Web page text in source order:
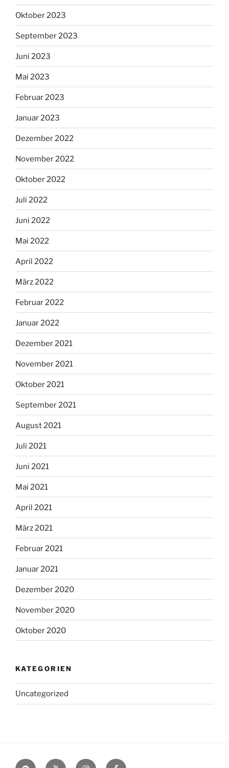
Oktober 2023
September 2023
Juni 2023
Mai 2023
Februar 2023
Januar 2023
Dezember 2022
November 2022
Oktober 2022
Juli 2022
Juni 2022
Mai 2022
April 2022
März 2022
Februar 2022
Januar 2022
Dezember 2021
November 2021
Oktober 2021
September 2021
August 2021
Juli 2021
Juni 2021
Mai 2021
April 2021
März 2021
Februar 2021
Januar 2021
Dezember 2020
November 2020
Oktober 2020
KATEGORIEN
Uncategorized
Spotify YouTubeInstagramFacebook